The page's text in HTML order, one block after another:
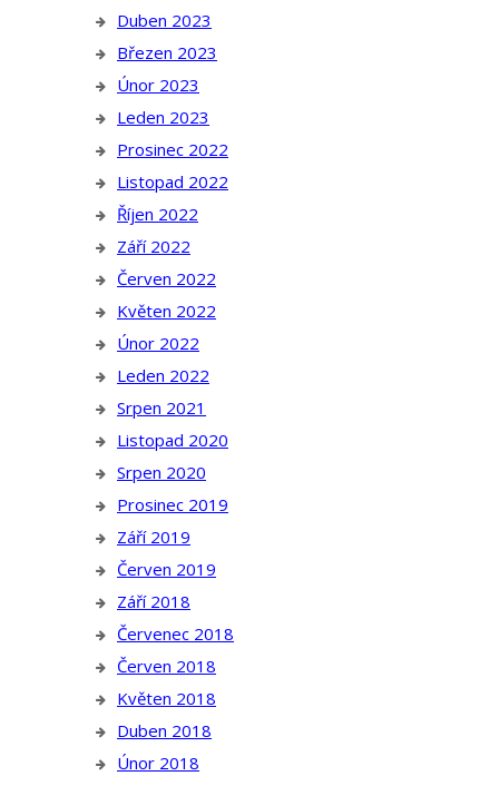
Duben 2023
Březen 2023
Únor 2023
Leden 2023
Prosinec 2022
Listopad 2022
Říjen 2022
Září 2022
Červen 2022
Květen 2022
Únor 2022
Leden 2022
Srpen 2021
Listopad 2020
Srpen 2020
Prosinec 2019
Září 2019
Červen 2019
Září 2018
Červenec 2018
Červen 2018
Květen 2018
Duben 2018
Únor 2018